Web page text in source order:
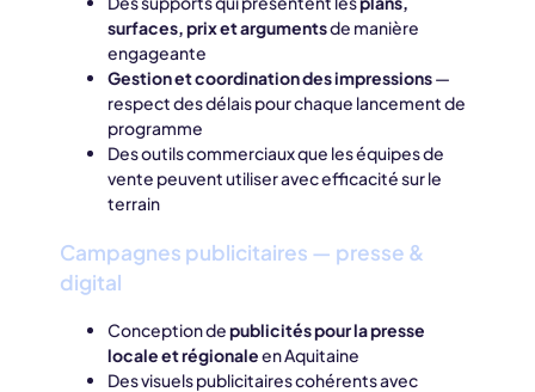
surfaces, prix et argumentsde manière
engageante
Gestion et coordination des impressions—
respect des délais pour chaque lancement de
programme
Des outils commerciaux que les équipes de
vente peuvent utiliser avec efficacité sur le
terrain
Campagnes publicitaires — presse &
digital
Conception depublicités pour la presse
locale et régionaleen Aquitaine
Des visuels publicitaires cohérents avec